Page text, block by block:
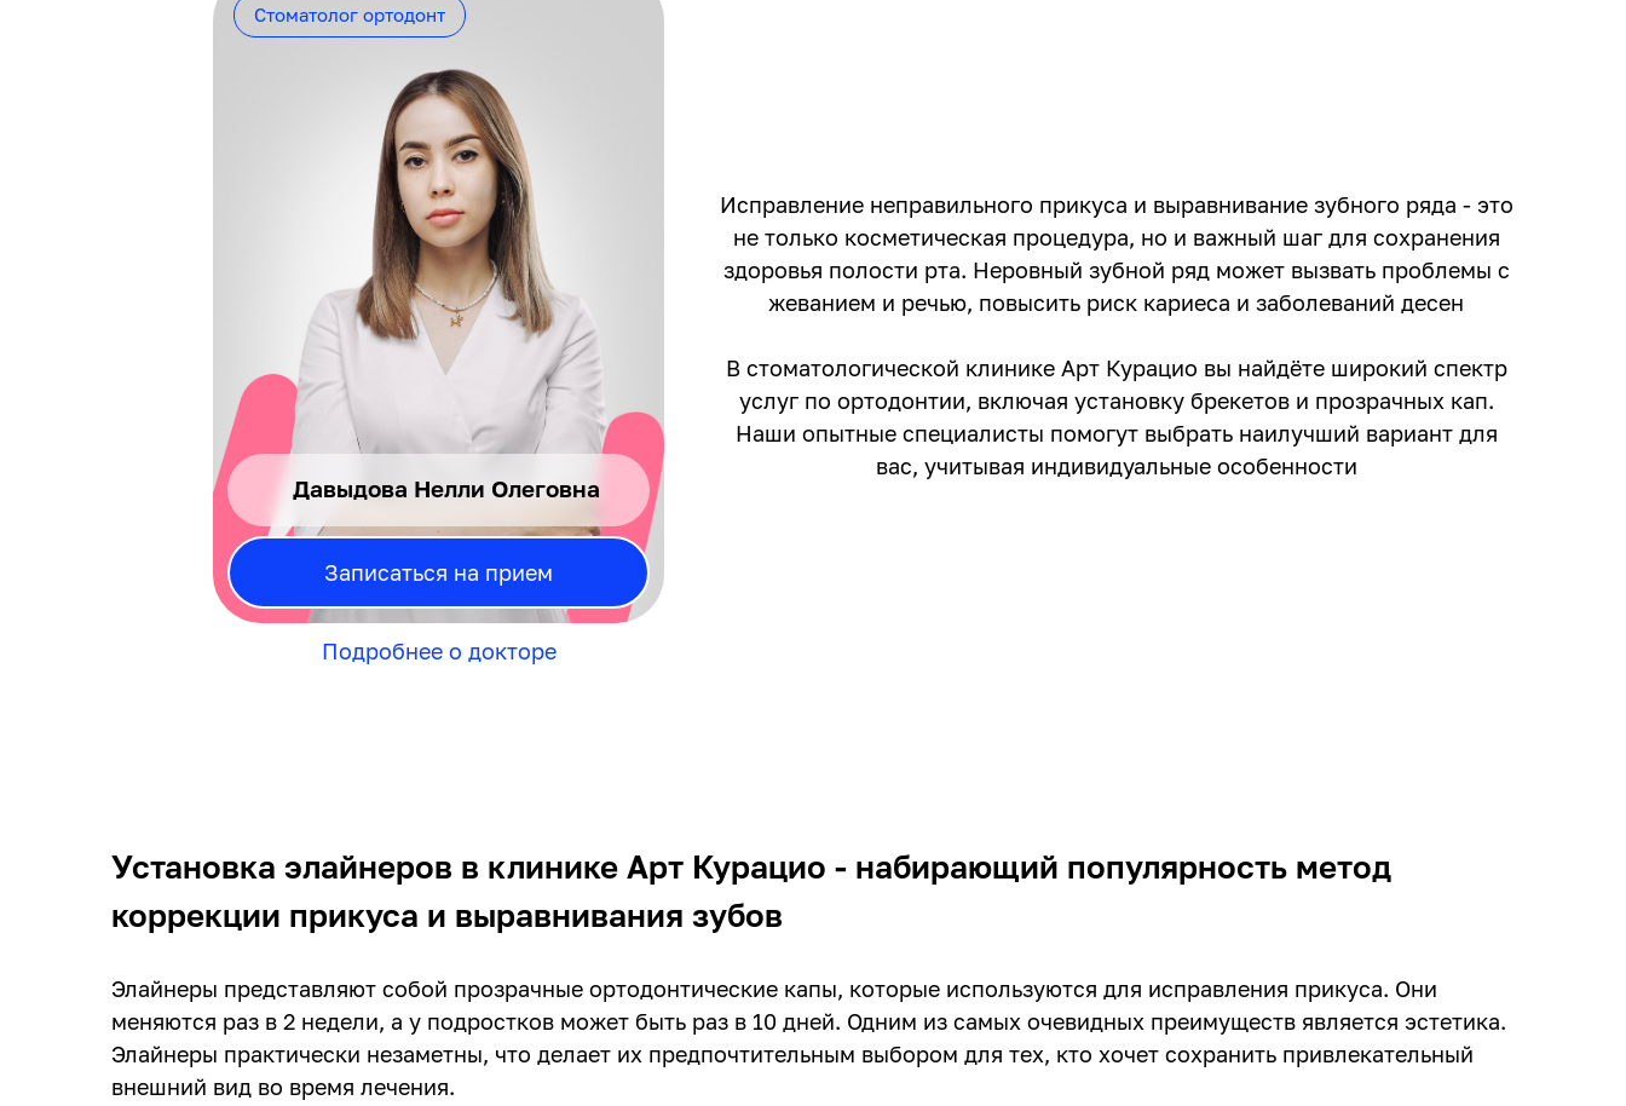
Исправление неправильного прикуса и выравнивание зубного ряда - это
не только косметическая процедура, но и важный шаг для сохранения
здоровья полости рта. Неровный зубной ряд может вызвать проблемы с
жеванием и речью, повысить риск кариеса и заболеваний десен
В стоматологической клинике Арт Курацио вы найдёте широкий спектр
услуг по ортодонтии, включая установку брекетов и прозрачных кап.
Наши опытные специалисты помогут выбрать наилучший вариант для
вас, учитывая индивидуальные особенности
Давыдова Нелли Олеговна
Записаться на прием
Стоматолог ортодонт
Подробнее о докторе
Установка элайнеров в клинике Арт Курацио - набирающий популярность метод
коррекции прикуса и выравнивания зубов
Элайнеры представляют собой прозрачные ортодонтические капы, которые используются для исправления прикуса. Они
меняются раз в 2 недели, а у подростков может быть раз в 10 дней. Одним из самых очевидных преимуществ является эстетика.
Элайнеры практически незаметны, что делает их предпочтительным выбором для тех, кто хочет сохранить привлекательный
внешний вид во время лечения.